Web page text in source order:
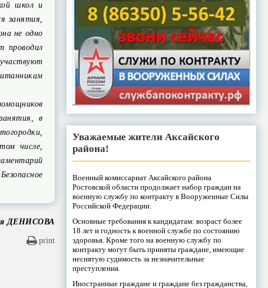
школ и
занятия,
не одно
проводил
в
числе,
ДЕНИСОВА
print
Уважаемые жители Аксайского
района!
Военный комиссариат Аксайского района
Ростовской области продолжает набор граждан на
военную службу по контракту в Вооруженные Силы
Российской Федерации.
Основные требования к кандидатам: возраст более
18 лет и годность к военной службе по состоянию
здоровья. Кроме того на военную службу по
контракту могут быть приняты граждане, имеющие
неснятую судимость за незначительные
преступления.
Иностранные граждане и граждане без гражданства,